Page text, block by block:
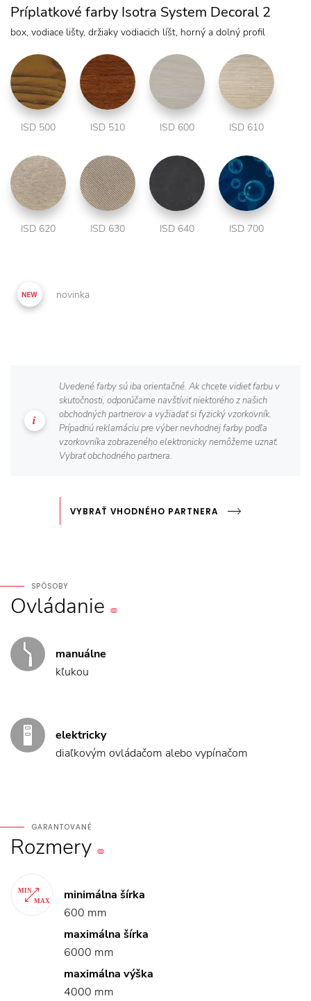
Príplatkové farby Isotra System Decoral 2
box, vodiace lišty, držiaky vodiacich líšt, horný a dolný profil
ISD 500 ISD 510 ISD 600 ISD 610
ISD 620 ISD 630 ISD 640 ISD 700
novinka
Uvedené farby sú iba orientačné. Ak chcete vidieť farbu v
skutočnosti, odporúčame navštíviť niektorého z našich
obchodných partnerov a vyžiadať si fyzický vzorkovník.
Prípadnú reklamáciu pre výber nevhodnej farby podľa
vzorkovníka zobrazeného elektronicky nemôžeme uznať.
Vybrať obchodného partnera.
VYBRAŤ VHODNÉHO PARTNERA
SPÔSOBY
Ovládanie
manuálne
kľukou
elektricky
diaľkovým ovládačom alebo vypínačom
GARANTOVANÉ
Rozmery
minimálna šírka
600 mm
maximálna šírka
6000 mm
maximálna výška
4000 mm